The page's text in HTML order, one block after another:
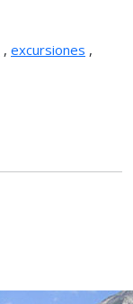
, excursiones ,